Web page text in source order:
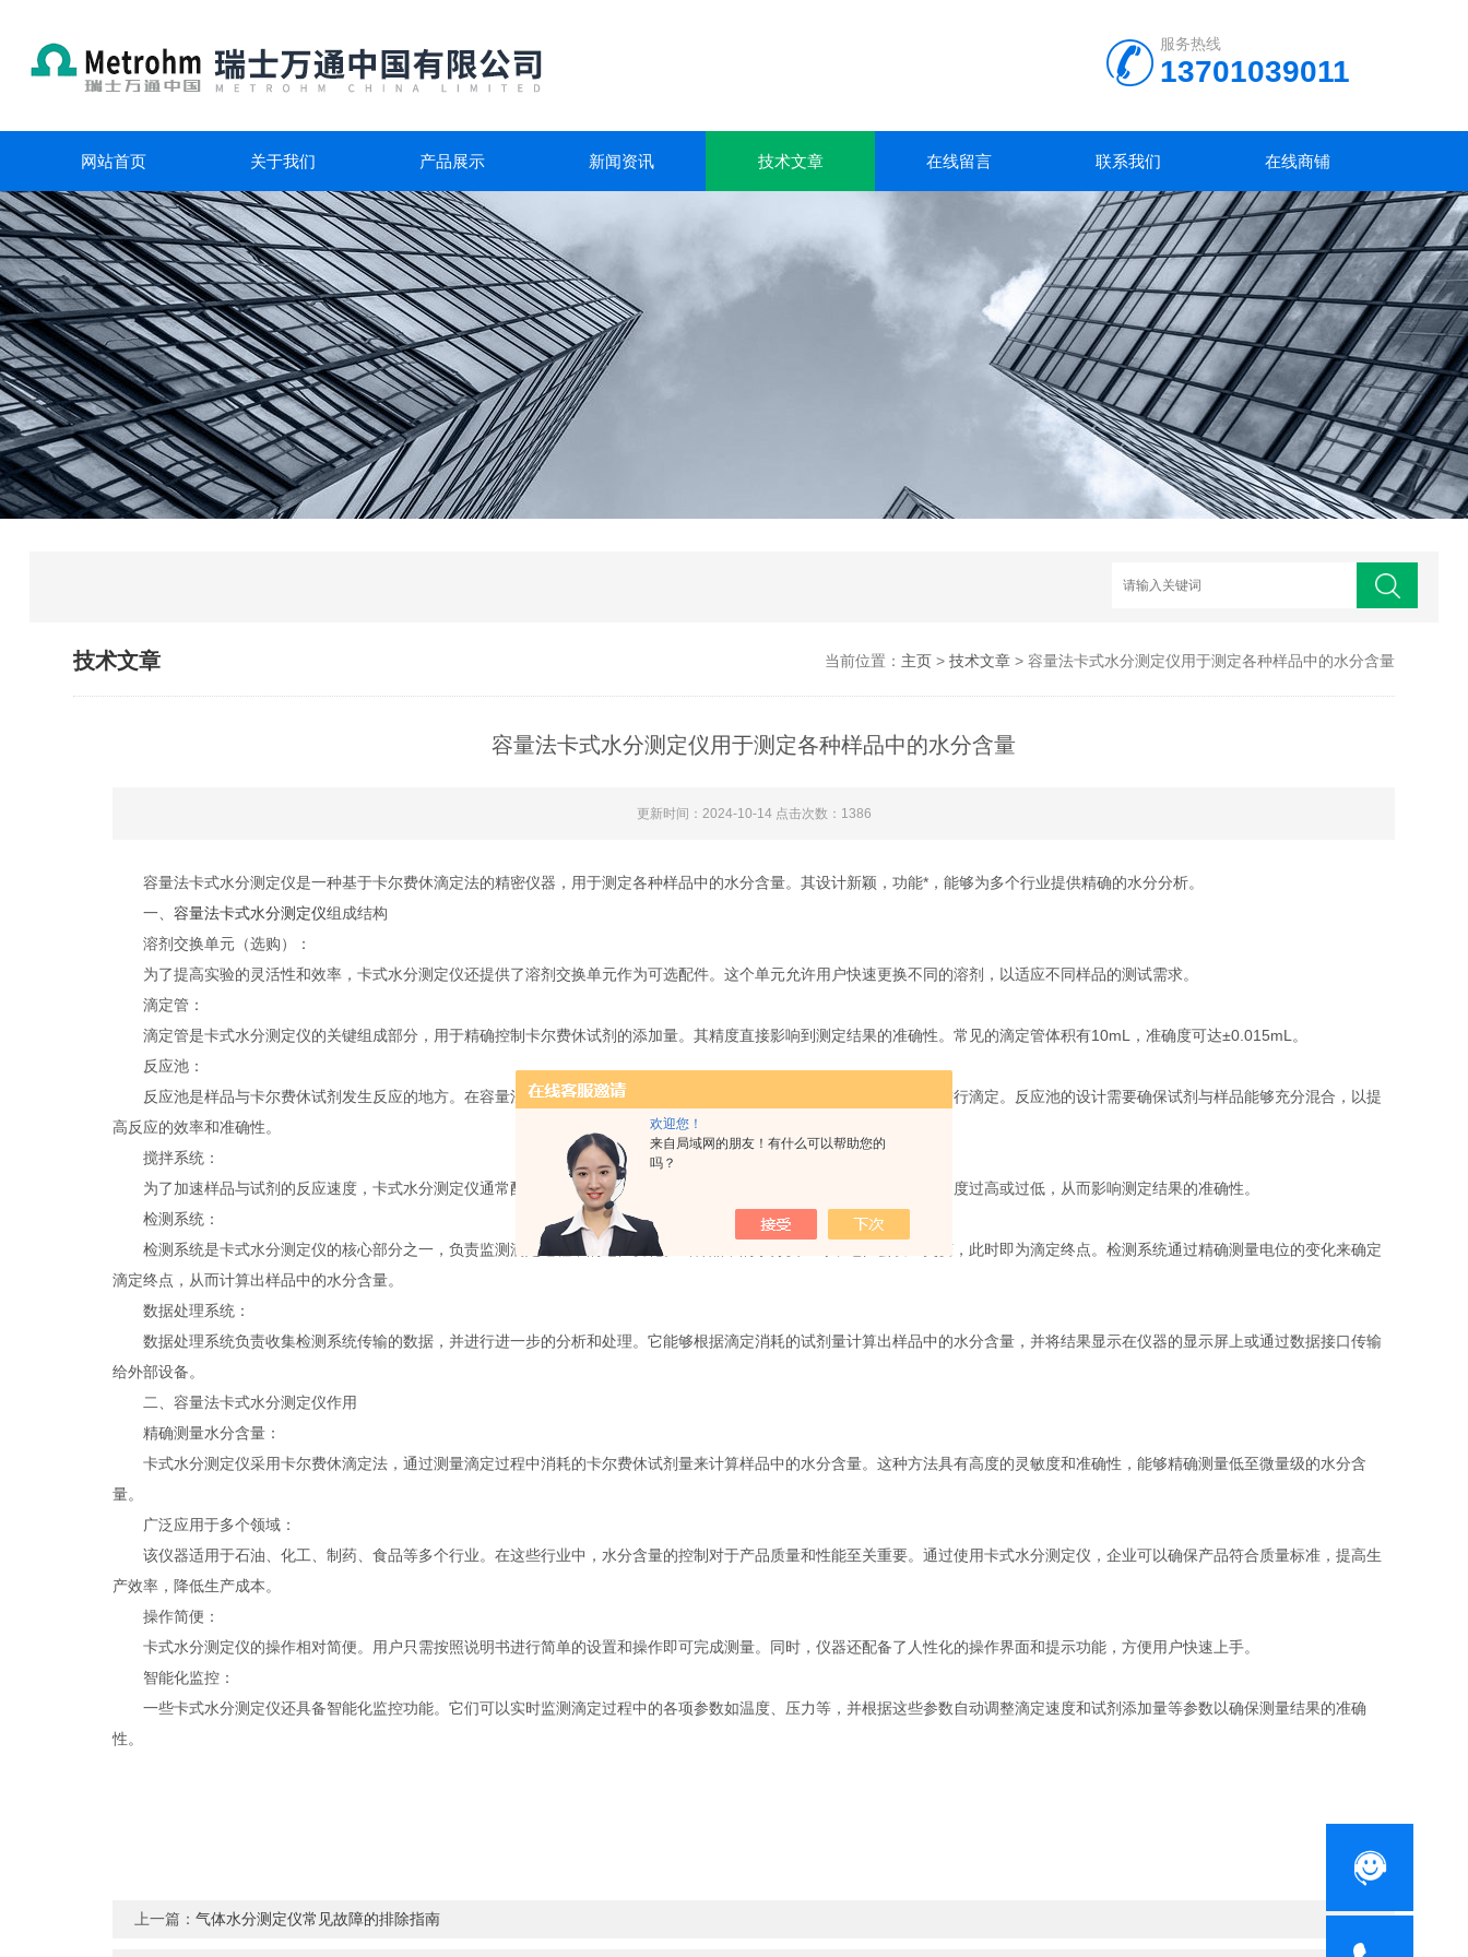
欢迎您！
来自局域网的朋友！有什么可以帮助您的
吗？
服务热线
13701039011
网站首页 关于我们 产品展示 新闻资讯 技术文章 在线留言 联系我们 在线商铺
技术文章 当前位置： 主页> 技术文章> 容量法卡式水分测定仪用于测定各种样品中的水分含量
容量法卡式水分测定仪用于测定各种样品中的水分含量
更新时间：2024-10-14 点击次数：1386
容量法卡式水分测定仪是一种基于卡尔费休滴定法的精密仪器，用于测定各种样品中的水分含量。其设计新颖，功能*，能够为多个行业提供精确的水分分析。
一、容量法卡式水分测定仪组成结构
溶剂交换单元（选购）：
为了提高实验的灵活性和效率，卡式水分测定仪还提供了溶剂交换单元作为可选配件。这个单元允许用户快速更换不同的溶剂，以适应不同样品的测试需求。
滴定管：
滴定管是卡式水分测定仪的关键组成部分，用于精确控制卡尔费休试剂的添加量。其精度直接影响到测定结果的准确性。常见的滴定管体积有10mL，准确度可达±0.015mL。
反应池：
反应池是样品与卡尔费休试剂发生反应的地方。在容量法中，样品被溶解或分散在合适的溶剂中，然后加入到反应池中进行滴定。反应池的设计需要确保试剂与样品能够充分混合，以提
高反应的效率和准确性。
搅拌系统：
为了加速样品与试剂的反应速度，卡式水分测定仪通常配备有搅拌系统。该系统能够保持反应溶液的均匀性，避免局部浓度过高或过低，从而影响测定结果的准确性。
检测系统：
检测系统是卡式水分测定仪的核心部分之一，负责监测滴定过程中的电位变化。当样品中的水分反应时，电位会发生突变，此时即为滴定终点。检测系统通过精确测量电位的变化来确定
滴定终点，从而计算出样品中的水分含量。
数据处理系统：
数据处理系统负责收集检测系统传输的数据，并进行进一步的分析和处理。它能够根据滴定消耗的试剂量计算出样品中的水分含量，并将结果显示在仪器的显示屏上或通过数据接口传输
给外部设备。
二、容量法卡式水分测定仪作用
精确测量水分含量：
卡式水分测定仪采用卡尔费休滴定法，通过测量滴定过程中消耗的卡尔费休试剂量来计算样品中的水分含量。这种方法具有高度的灵敏度和准确性，能够精确测量低至微量级的水分含
量。
广泛应用于多个领域：
该仪器适用于石油、化工、制药、食品等多个行业。在这些行业中，水分含量的控制对于产品质量和性能至关重要。通过使用卡式水分测定仪，企业可以确保产品符合质量标准，提高生
产效率，降低生产成本。
操作简便：
卡式水分测定仪的操作相对简便。用户只需按照说明书进行简单的设置和操作即可完成测量。同时，仪器还配备了人性化的操作界面和提示功能，方便用户快速上手。
智能化监控：
一些卡式水分测定仪还具备智能化监控功能。它们可以实时监测滴定过程中的各项参数如温度、压力等，并根据这些参数自动调整滴定速度和试剂添加量等参数以确保测量结果的准确
性。
上一篇：气体水分测定仪常见故障的排除指南